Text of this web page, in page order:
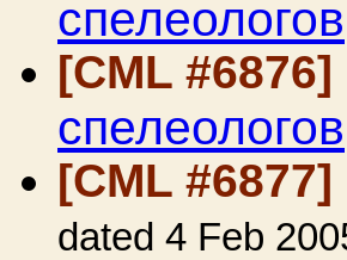
спелеологов
[CML #6876]
спелеологов
[CML #6877]
dated 4 Feb